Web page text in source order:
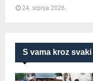
S vama kroz svaki
24. srpnja 2026.